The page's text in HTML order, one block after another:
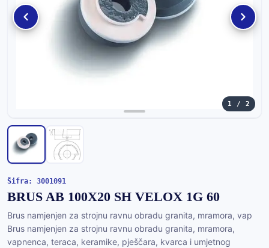
1 / 2
Šifra: 3001091
BRUS AB 100X20 SH VELOX 1G 60
Brus namjenjen za strojnu ravnu obradu granita, mramora, vap
Brus namjenjen za strojnu ravnu obradu granita, mramora,
vapnenca, teraca, keramike, pješčara, kvarca i umjetnog